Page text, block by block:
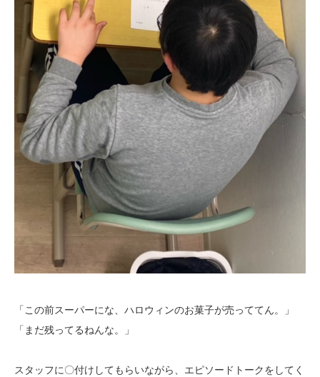
「この前スーパーにな、ハロウィンのお菓子が売っててん。」
「まだ残ってるねんな。」
スタッフに〇付けしてもらいながら、エピソードトークをしてく